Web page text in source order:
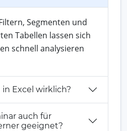
Segmenten und
Tabellen lassen sich
schnell analysieren
Excel wirklich?
auch für
geeignet?